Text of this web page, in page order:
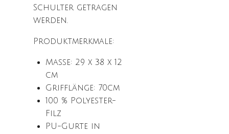
Schulter getragen
werden.
Produktmerkmale:
Maße: 29 x 38 x 12
cm
Grifflänge: 70cm
100 % Polyester-
Filz
PU-Gurte in